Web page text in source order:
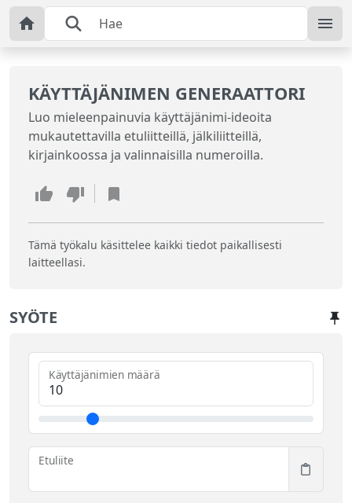
KÄYTTÄJÄNIMEN GENERAATTORI
Luo mieleenpainuvia käyttäjänimi-ideoita
mukautettavilla etuliitteillä, jälkiliitteillä,
kirjainkoossa ja valinnaisilla numeroilla.
Tämä työkalu käsittelee kaikki tiedot paikallisesti
laitteellasi.
SYÖTE
Käyttäjänimien määrä
Etuliite